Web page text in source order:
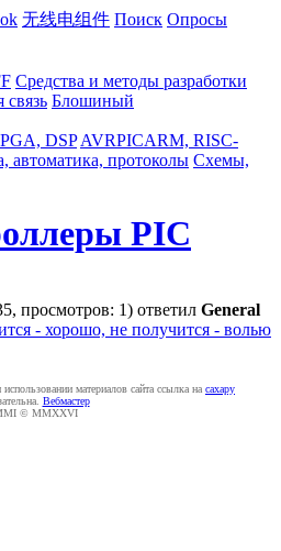
无线电组件 Поиск Опросы
Средства и методы разработки
Блошиный
DSP AVRPICARM, RISC-
автоматика, протоколы Схемы,
PIC
просмотров: 1) ответил General
- хорошо, не получится - волью
материалов сайта ссылка на caxapу
Вебмастер
© MMXXVI